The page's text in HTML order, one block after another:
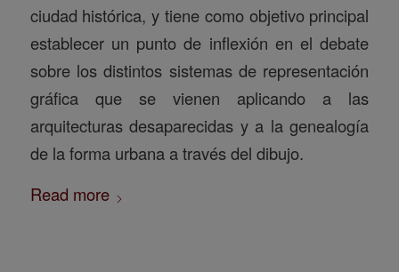
ciudad histórica, y tiene como objetivo principal
establecer un punto de inflexión en el debate
sobre los distintos sistemas de representación
gráfica que se vienen aplicando a las
arquitecturas desaparecidas y a la genealogía
de la forma urbana a través del dibujo.
Read more